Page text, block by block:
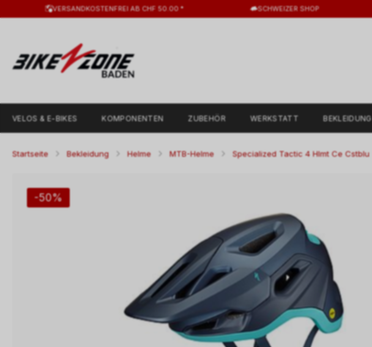
VERSANDKOSTENFREI AB CHF 50.00 * SCHWEIZER SHOP
VELOS & E-BIKES KOMPONENTEN ZUBEHÖR WERKSTATT BEKLEIDUNG
Startseite Bekleidung Helme MTB-Helme Specialized Tactic 4 Hlmt Ce Cstblu
-50%